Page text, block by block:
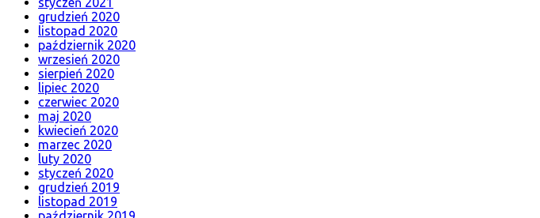
grudzień 2020
listopad 2020
październik 2020
wrzesień 2020
sierpień 2020
lipiec 2020
czerwiec 2020
maj 2020
kwiecień 2020
marzec 2020
luty 2020
styczeń 2020
grudzień 2019
listopad 2019